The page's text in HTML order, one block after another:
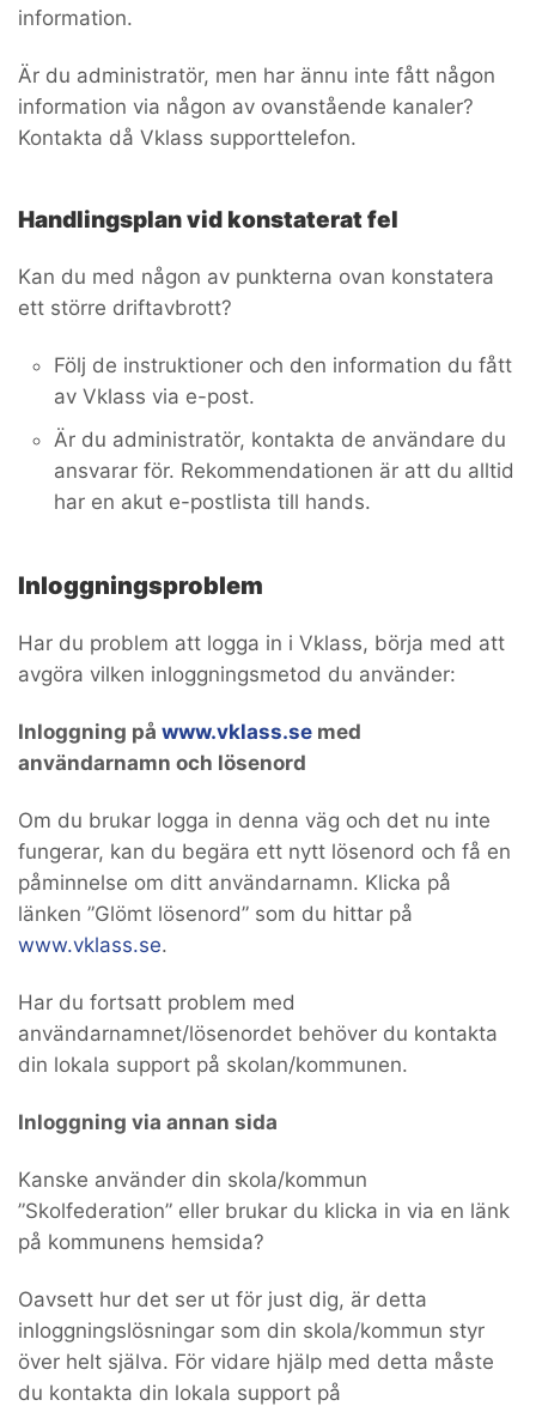
information.
Är du administratör, men har ännu inte fått någon
information via någon av ovanstående kanaler?
Kontakta då Vklass supporttelefon.
Handlingsplan vid konstaterat fel
Kan du med någon av punkterna ovan konstatera
ett större driftavbrott?
Följ de instruktioner och den information du fått
av Vklass via e-post.
Är du administratör, kontakta de användare du
ansvarar för. Rekommendationen är att du alltid
har en akut e-postlista till hands.
Inloggningsproblem
Har du problem att logga in i Vklass, börja med att
avgöra vilken inloggningsmetod du använder:
Inloggning på www.vklass.se med
användarnamn och lösenord
Om du brukar logga in denna väg och det nu inte
fungerar, kan du begära ett nytt lösenord och få en
påminnelse om ditt användarnamn. Klicka på
länken ”Glömt lösenord” som du hittar på
www.vklass.se.
Har du fortsatt problem med
användarnamnet/lösenordet behöver du kontakta
din lokala support på skolan/kommunen.
Inloggning via annan sida
Kanske använder din skola/kommun
”Skolfederation” eller brukar du klicka in via en länk
på kommunens hemsida?
Oavsett hur det ser ut för just dig, är detta
inloggningslösningar som din skola/kommun styr
över helt själva. För vidare hjälp med detta måste
du kontakta din lokala support på